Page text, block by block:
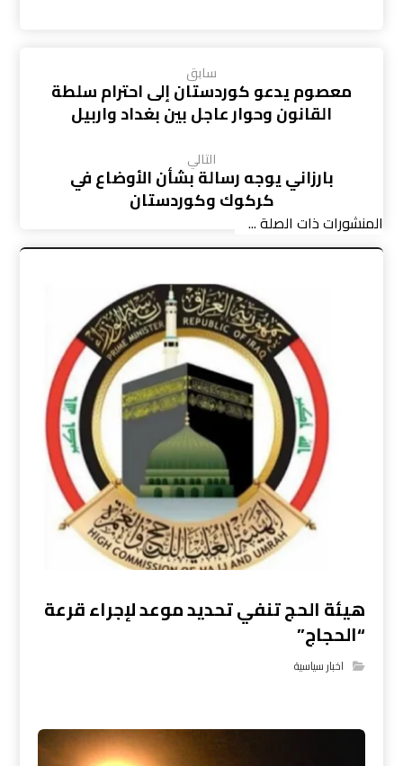
سابق
معصوم يدعو كوردستان إلى احترام سلطة
القانون وحوار عاجل بين بغداد واربيل
التالي
بارزاني يوجه رسالة بشأن الأوضاع في
كركوك وكوردستان
المنشورات ذات الصلة ...
هيئة الحج تنفي تحديد موعد لإجراء قرعة
“الحجاج”
اخبار سياسية